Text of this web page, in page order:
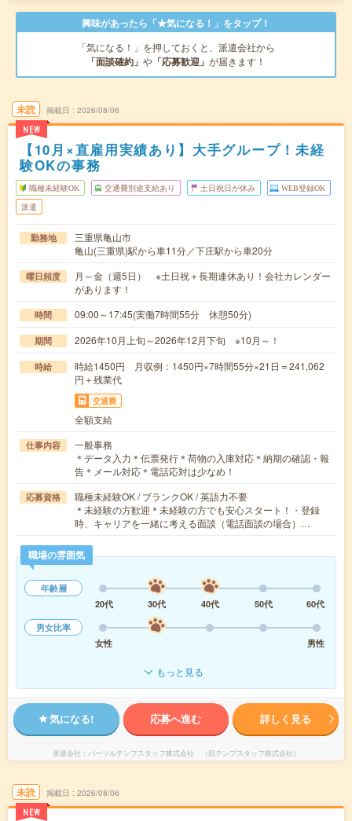
興味があったら「★気になる！」をタップ！
「気になる！」を押しておくと、派遣会社から
「面談確約」 や 「応募歓迎」 が届きます！
未読
NEW
掲載日 2026/08/06
【10月×直雇用実績あり】大手グループ！未経
験OKの事務
職種未経験OK 交通費別途支給あり 土日祝日が休み WEB登録OK
派遣
勤務地
三重県亀山市
亀山(三重県)駅から車11分／下庄駅から車20分
曜日頻度
月～金（週5日） ※土日祝＋長期連休あり！会社カレンダー
があります！
時間 09:00～17:45(実働7時間55分 休憩50分)
期間 2026年10月上旬～2026年12月下旬 ※10月～！
時給
時給1450円 月収例：1450円×7時間55分×21日＝241,062
円＋残業代
交通費
全額支給
仕事内容
一般事務
＊データ入力＊伝票発行＊荷物の入庫対応＊納期の確認・報
告＊メール対応＊電話応対は少なめ！
応募資格
職種未経験OK / ブランクOK / 英語力不要
＊未経験の方歓迎＊未経験の方でも安心スタート！・登録
時、キャリアを一緒に考える面談（電話面談の場合）…
職場の雰囲気
年齢層
20代
30代 40代 50代
60代
男女比率
女性
男性
もっと見る
気になる! 応募へ進む 詳しく見る
派遣会社 パーソルテンプスタッフ株式会社 （旧テンプスタッフ株式会社）
未読
NEW
掲載日 2026/08/06